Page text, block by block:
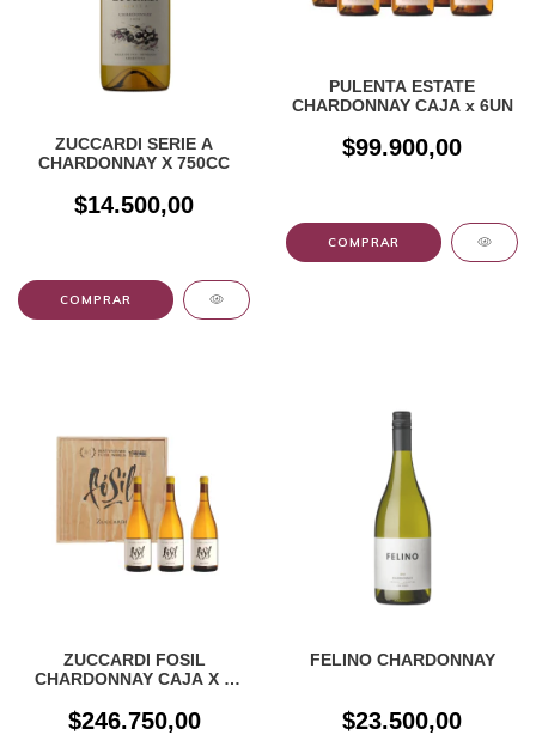
ZUCCARDI SERIE A
CHARDONNAY X 750CC
$14.500,00
PULENTA ESTATE
CHARDONNAY CAJA x 6UN
$99.900,00
ZUCCARDI FOSIL
CHARDONNAY CAJA X 3
$246.750,00
FELINO CHARDONNAY
$23.500,00